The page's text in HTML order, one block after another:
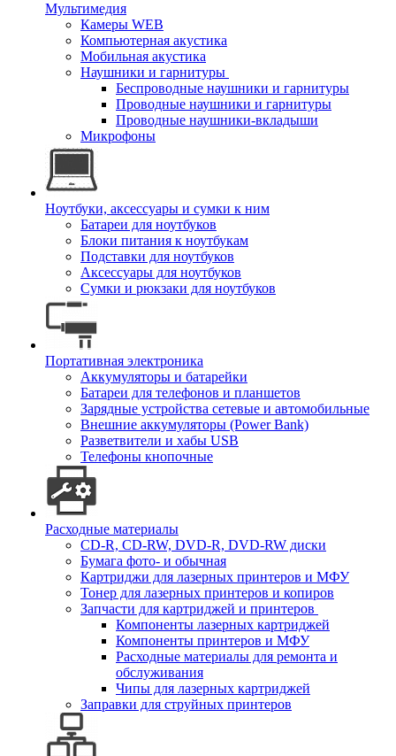
Мультимедия
Камеры WEB
Компьютерная акустика
Мобильная акустика
Наушники и гарнитуры
Беспроводные наушники и гарнитуры
Проводные наушники и гарнитуры
Проводные наушники-вкладыши
Микрофоны
Ноутбуки, аксессуары и сумки к ним
Батареи для ноутбуков
Блоки питания к ноутбукам
Подставки для ноутбуков
Аксессуары для ноутбуков
Сумки и рюкзаки для ноутбуков
Портативная электроника
Аккумуляторы и батарейки
Батареи для телефонов и планшетов
Зарядные устройства сетевые и автомобильные
Внешние аккумуляторы (Power Bank)
Разветвители и хабы USB
Телефоны кнопочные
Расходные материалы
CD-R, CD-RW, DVD-R, DVD-RW диски
Бумага фото- и обычная
Картриджи для лазерных принтеров и МФУ
Тонер для лазерных принтеров и копиров
Запчасти для картриджей и принтеров
Компоненты лазерных картриджей
Компоненты принтеров и МФУ
Расходные материалы для ремонта и
обслуживания
Чипы для лазерных картриджей
Заправки для струйных принтеров